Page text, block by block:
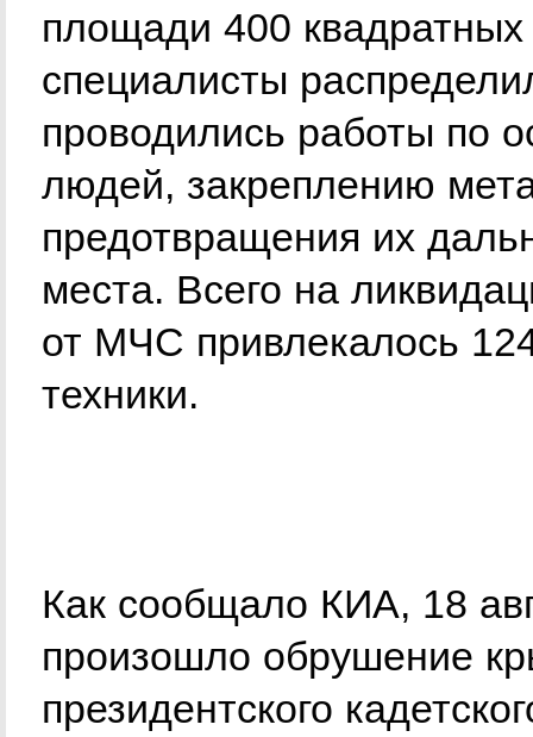
площади 400 квадратных
специалисты
проводились работы по
людей, закреплению
предотвращения их
места. Всего на
от МЧС привлекалось
техники.
Как сообщало КИА, 18
произошло обрушение
президентского